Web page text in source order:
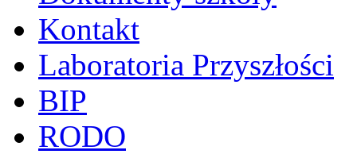
Kontakt
Laboratoria Przyszłości
BIP
RODO